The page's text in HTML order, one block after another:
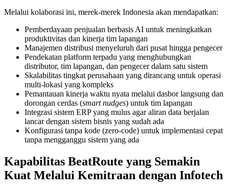
Melalui kolaborasi ini, merek-merek Indonesia akan mendapatkan:
Pemberdayaan penjualan berbasis AI untuk meningkatkan
produktivitas dan kinerja tim lapangan
Manajemen distribusi menyeluruh dari pusat hingga pengecer
Pendekatan platform terpadu yang menghubungkan
distributor, tim lapangan, dan pengecer dalam satu sistem
Skalabilitas tingkat perusahaan yang dirancang untuk operasi
multi-lokasi yang kompleks
Pemantauan kinerja waktu nyata melalui dasbor langsung dan
dorongan cerdas (smart nudges) untuk tim lapangan
Integrasi sistem ERP yang mulus agar aliran data berjalan
lancar dengan sistem bisnis yang sudah ada
Konfigurasi tanpa kode (zero-code) untuk implementasi cepat
tanpa mengganggu sistem yang ada
Kapabilitas BeatRoute yang Semakin
Kuat Melalui Kemitraan dengan Infotech